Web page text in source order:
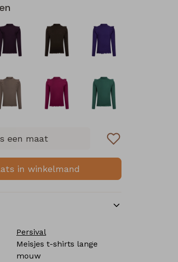
een maat
in winkelmand
Persival
Meisjes t-shirts lange
mouw